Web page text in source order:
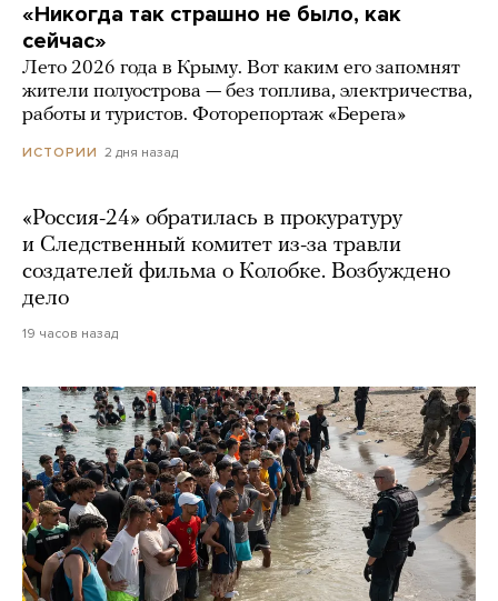
«Никогда так страшно не было, как
сейчас»
Лето 2026 года в Крыму. Вот каким его запомнят
жители полуострова — без топлива, электричества,
работы и туристов. Фоторепортаж «Берега»
ИСТОРИИ 2 дня назад
«Россия-24» обратилась в прокуратуру
и Следственный комитет из-за травли
создателей фильма о Колобке. Возбуждено
дело
19 часов назад